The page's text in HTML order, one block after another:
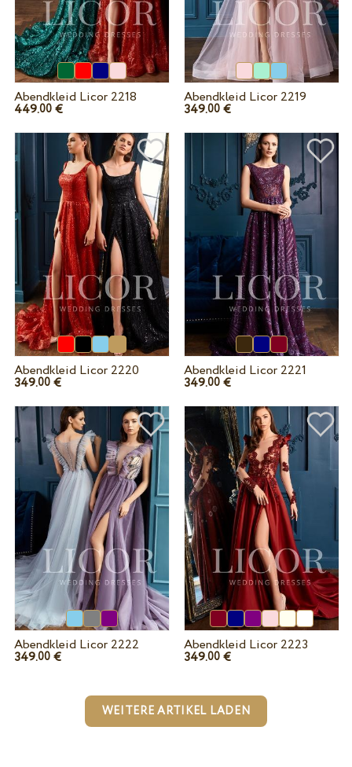
Abendkleid Licor 2218
449.00€
Abendkleid Licor 2219
349.00 €
Abendkleid Licor 2220
349.00€
Abendkleid Licor 2221
349.00 €
Abendkleid Licor 2222
349.00€
Abendkleid Licor 2223
349.00 €
WEITERE ARTIKEL LADEN